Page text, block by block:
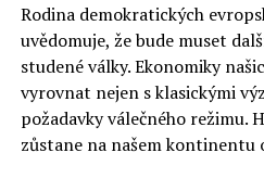
Rodina demokratických
uvědomuje, že bude muset
studené války. Ekonomiky
vyrovnat nejen s klasickými
požadavky válečného režimu.
zůstane na našem kontinentu